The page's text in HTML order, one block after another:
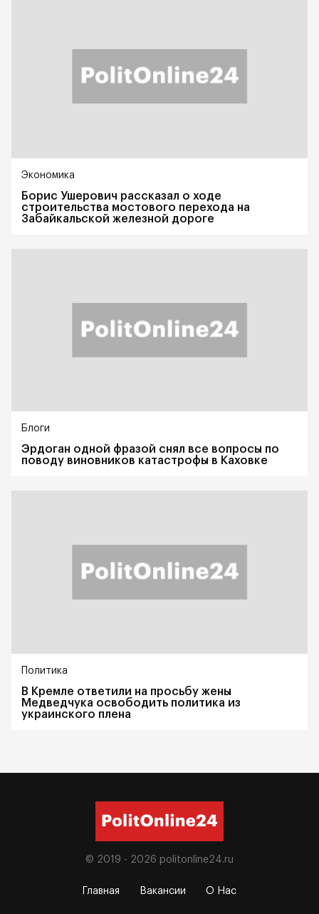
Экономика
Борис Ушерович рассказал о ходе
строительства мостового перехода на
Забайкальской железной дороге
Блоги
Эрдоган одной фразой снял все вопросы по
поводу виновников катастрофы в Каховке
Политика
В Кремле ответили на просьбу жены
Медведчука освободить политика из
украинского плена
© 2019 - 2026 politonline24.ru
Главная Вакансии О Нас